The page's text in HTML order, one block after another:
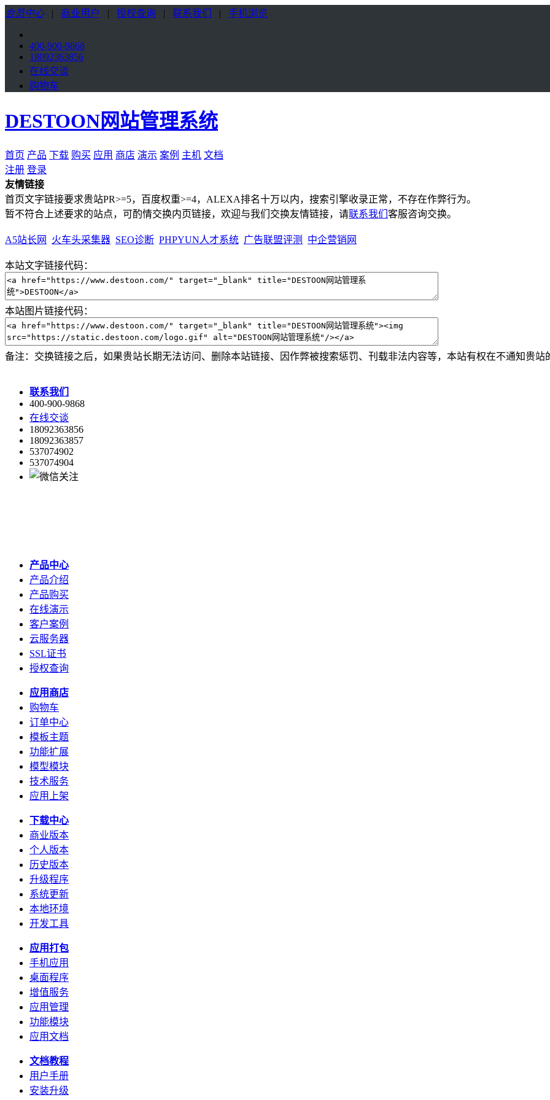
会员中心 | 商业用户 | 授权查询 | 联系我们 | 手机浏览
400-900-9868
18092363856
在线交谈
购物车
DESTOON网站管理系统
首页 产品 下载 购买 应用 商店 演示 案例 主机 文档
注册 登录
友情链接
首页文字链接要求贵站PR>=5，百度权重>=4，ALEXA排名十万以内，搜索引擎收录正常，不存在作弊行为。
暂不符合上述要求的站点，可酌情交换内页链接，欢迎与我们交换友情链接，请联系我们 客服咨询交换。
A5站长网 火车头采集器 SEO诊断 PHPYUN人才系统 广告联盟评测 中企营销网
本站文字链接代码：
本站图片链接代码：
备注：交换链接之后，如果贵站长期无法访问、删除本站链接、因作弊被搜索惩罚、刊载非法内容等，本站有权在不通知贵站
联系我们
400-900-9868
在线交谈
18092363856
18092363857
537074902
537074904
产品中心
产品介绍
产品购买
在线演示
客户案例
云服务器
SSL证书
授权查询
应用商店
购物车
订单中心
模板主题
功能扩展
模型模块
技术服务
应用上架
下载中心
商业版本
个人版本
历史版本
升级程序
系统更新
本地环境
开发工具
应用打包
手机应用
桌面程序
增值服务
应用管理
功能模块
应用文档
文档教程
用户手册
安装升级